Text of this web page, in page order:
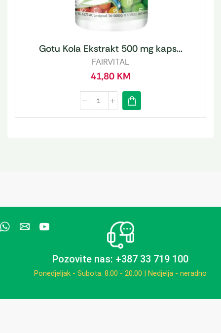
Gotu Kola Ekstrakt 500 mg kaps...
FAIRVITAL
41,80 KM
Pozovite nas: +387 33 719 100
Ponedjeljak - Subota: 8:00 - 20:00 | Nedjelja - neradno